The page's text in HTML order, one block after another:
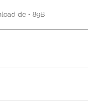
Fazer download de • 89B